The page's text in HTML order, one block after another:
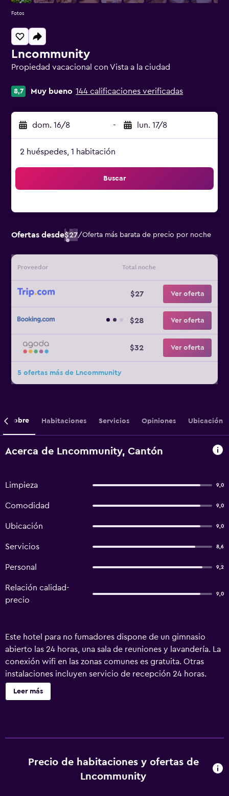
Lncommunity
Propiedad vacacional con Vista a la ciudad
8,7 Muy bueno 144 calificaciones verificadas
dom. 16/8 - lun. 17/8
2 huéspedes, 1 habitación
Buscar
Ofertas desde$27/Oferta más barata de precio por noche
Proveedor Total noche
$27 Ver oferta
$28 Ver oferta
$32 Ver oferta
5 ofertas más de Lncommunity
Fotos
Sobre Habitaciones Servicios Opiniones Ubicación
Acerca de Lncommunity, Cantón
Limpieza 9,0
Comodidad 9,0
Ubicación 9,0
Servicios 8,6
Personal 9,2
Relación calidad-
precio
9,0
Este hotel para no fumadores dispone de un gimnasio
abierto las 24 horas, una sala de reuniones y lavandería. La
conexión wifi en las zonas comunes es gratuita. Otras
instalaciones incluyen servicio de recepción 24 horas.
LNCommunity ofrece 130 alojamientos con aire
acondicionado, caja fuerte y zapatillas. Los huéspedes
Se ofrece servicio de limpieza todos los días. Los servicios
de ocio y esparcimiento en este hotel incluyen gimnasio
Leer más
Precio de habitaciones y ofertas de
Lncommunity